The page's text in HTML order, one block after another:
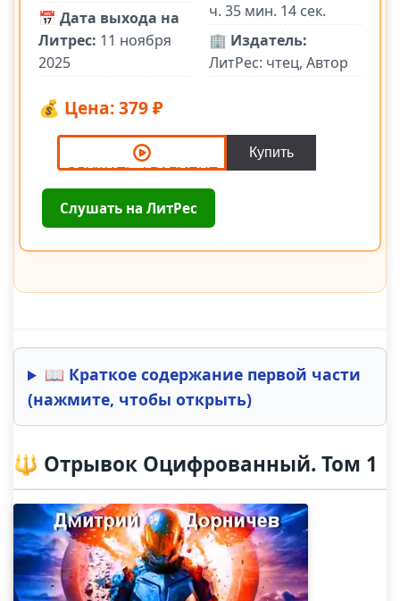
📅 Дата выхода на
Литрес: 11 ноября
2025
ч. 35 мин. 14 сек.
🏢 Издатель:
ЛитРес: чтец, Автор
💰 Цена: 379 ₽
Слушать на ЛитРес
📖 Краткое содержание первой части
(нажмите, чтобы открыть)
🔱 Отрывок Оцифрованный. Том 1